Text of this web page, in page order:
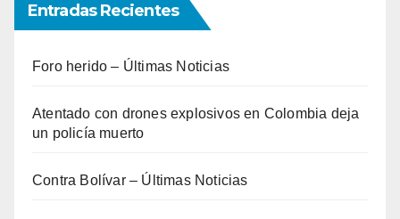
Entradas Recientes
Foro herido – Últimas Noticias
Atentado con drones explosivos en Colombia deja
un policía muerto
Contra Bolívar – Últimas Noticias